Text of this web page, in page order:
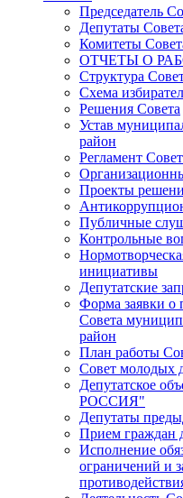
Председатель
Депутаты
Комитеты
ОТЧЕТЫ О
Структура
Схема
Решения Совета
Устав
район
Регламент
Проекты
Публичные
Контрольные
инициативы
Депутатские
Форма заявки о
Совета
район
План работы
Совет молодых
Депутатское
РОССИЯ"
Депутаты
Прием граждан
Исполнение
ограничений и